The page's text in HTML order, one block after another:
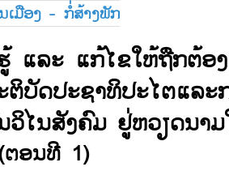
ເມືອງ - ກໍ່ສ້າງພັກ
ແລະ ​ແກ້​ໄຂ​​ໃຫ້​ຖືກຕ້ອງ
ບັດ​ປະຊາທິປະ​ໄຕ​ແລະ
ໄນ​ສັງຄົມ ຢູ່​ຫວຽດນາ
ຕອນ​ທີ 1)